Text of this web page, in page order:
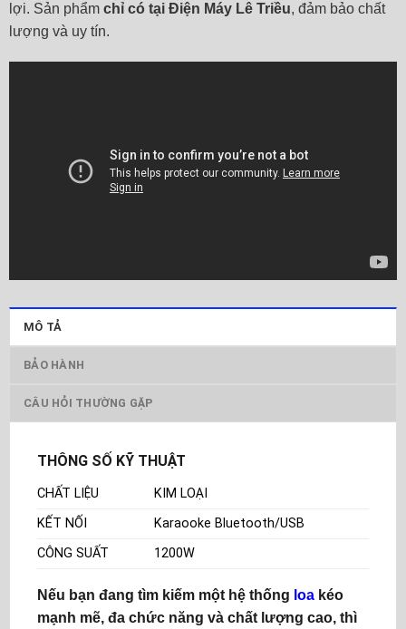
lợi. Sản phẩm chỉ có tại Điện Máy Lê Triều, đảm bảo chất
lượng và uy tín.
MÔ TẢ
BẢO HÀNH
CÂU HỎI THƯỜNG GẶP
THÔNG SỐ KỸ THUẬT
CHẤT LIỆU
KIM LOẠI
KẾT NỐI
Karaooke Bluetooth/USB
CÔNG SUẤT
1200W
Nếu bạn đang tìm kiếm một hệ thống loa kéo
mạnh mẽ, đa chức năng và chất lượng cao, thì